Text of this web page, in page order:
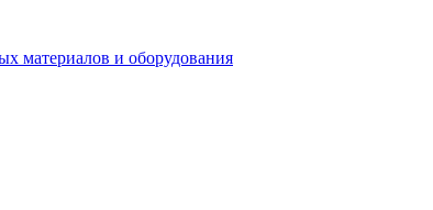
материалов и оборудования